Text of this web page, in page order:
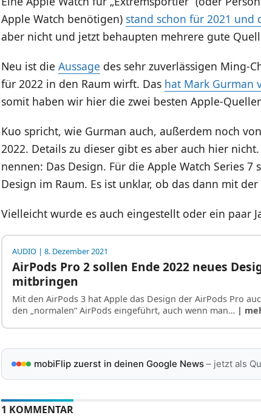
Apple Watch benötigen) stand schon für 2021 und
aber nicht und jetzt behaupten mehrere gute
Neu ist die Aussage des sehr zuverlässigen Ming-
für 2022 in den Raum wirft. Das hat Mark Gurman
somit haben wir hier die zwei besten Apple-
Kuo spricht, wie Gurman auch, außerdem noch
2022. Details zu dieser gibt es aber auch hier
nennen: Das Design. Für die Apple Watch Series
Design im Raum. Es ist unklar, ob das dann mit
Vielleicht wurde es auch eingestellt oder ein paar
AUDIO| 8. Dezember 2021
AirPods Pro 2 sollen Ende 2022 neues
mitbringen
Mit den AirPods 3 hat Apple das Design der AirPods Pro
den „normalen“ AirPods eingeführt, auch wenn man… |
mobiFlip zuerst in deinen Google News– jetzt als
1 KOMMENTAR